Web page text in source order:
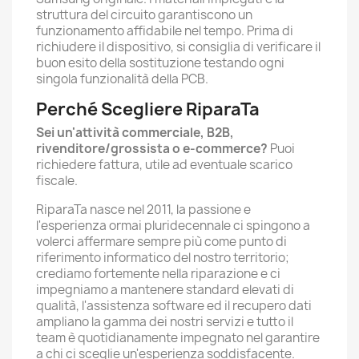
struttura del circuito garantiscono un
funzionamento affidabile nel tempo. Prima di
richiudere il dispositivo, si consiglia di verificare il
buon esito della sostituzione testando ogni
singola funzionalità della PCB.
Perché Scegliere RiparaTa
Sei un'attività commerciale, B2B,
rivenditore/grossista o e-commerce? Puoi
richiedere fattura, utile ad eventuale scarico
fiscale.
RiparaTa nasce nel 2011, la passione e
l'esperienza ormai pluridecennale ci spingono a
volerci affermare sempre più come punto di
riferimento informatico del nostro territorio;
crediamo fortemente nella riparazione e ci
impegniamo a mantenere standard elevati di
qualità, l'assistenza software ed il recupero dati
ampliano la gamma dei nostri servizi e tutto il
team è quotidianamente impegnato nel garantire
a chi ci sceglie un'esperienza soddisfacente.